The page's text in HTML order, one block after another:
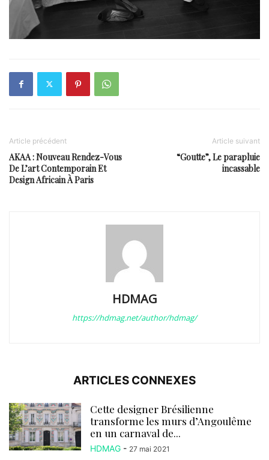
Article précédent
AKAA : Nouveau Rendez-Vous
De L’art Contemporain Et
Design Africain À Paris
Article suivant
“Goutte”, Le parapluie
incassable
HDMAG
https://hdmag.net/author/hdmag/
ARTICLES CONNEXES
Cette designer Brésilienne
transforme les murs d’Angoulême
en un carnaval de...
HDMAG - 27 mai 2021